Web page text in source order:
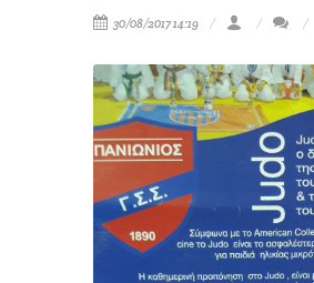
30/08/2017 14:19